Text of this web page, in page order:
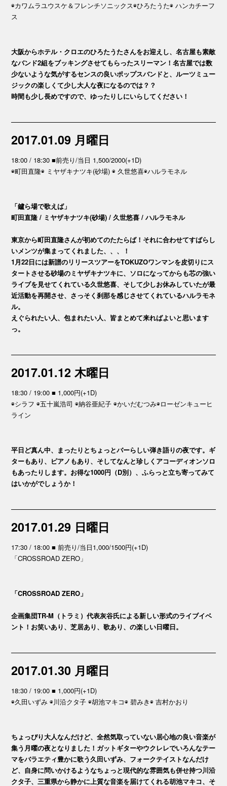
◉カワムラユウスケ＆フレンチソニックス◉ひろたうた◉ ハンカチーフ
ス
大阪からホテル・クロエのひろたうたさんをお迎えし、名古屋も素敵
なバンド2組をブッキングさせてもらったスリーマン！名古屋では数
少ないような気がするセンスの良いポップスバンドと、ルーツミュー
ジックの楽しくて少し大人な夜になるのでは？？
時間も少し長めですので、ゆったりしにいらしてください！
2017.01.09 月曜日
18:00 / 18:30 ■前売り/当日 1,500/2000(+1D)
◉町田直隆◉ ミヤザキナツキ(砂場) ◉ 久世悠喜◉ハルラモネル
「鑪ら場で歌えば」
町田直隆 / ミヤザキナツキ(砂場) / 久世悠喜 / ハルラモネル
東京から町田直隆さんが初めてのたたらば！それに合わせてすばらし
いメンツが集まってくれました、、、！
1月22日には新譜のリリースツアーをTOKUZOワンマンを皮切りにス
タートさせる砂場のミヤザキナツキに、ソロになってからも芯の強い
ライブを見せてくれている久世悠喜、そして少しお休みしていたが最
近活動を再開させ、さっそく刹那を感じさせてくれているハルラモネ
ル。
えぐられたい人、包まれたい人、皆まとめて来ればよいと思います
っ。
2017.01.12 木曜日
18:30 / 19:00 ■ 1,000円(+1D)
◉シラフ ◉五十嵐浩司 ◉納谷亜紀子 ◉かいだむつみ◉ローゼンキューヒ
ライン
平日ど真ん中、まったりとちょっとバーらしい弾き語りの夜です。ギ
ターもあり、ピアノもあり、そしてなんと珍しくアコーディオンソロ
もあったりします。お得な1000円（D別）、ふらっと立ち寄ってみて
はいかがでしょうか！
2017.01.29 日曜日
17:30 / 18:00 ■ 前売り/当日1,000/1500円(+1D)
「CROSSROAD ZERO」
「CROSSROAD ZERO」
企画集団TR-M（トラミ）代表灰谷氏による新しい形式のライブイベ
ント！お笑いあり、芝居あり、歌あり、の楽しい日曜日。
2017.01.30 月曜日
18:30 / 19:00 ■ 1,000円(+1D)
◉久田いずみ ◉川沿クタ子 ◉胡池マキコ◉ 碧みき◉ 吉村かおり
ちょっぴり大人なんだけど、全然気取っていない居心地の良い音楽が
集う月曜の夜となりました！ガットギターやウクレレでいろんなテー
マをバラエティ豊かに歌う久田いずみ、フォークテイストなんだけ
ど、自身に問いかけるようなちょっと現代的な雰囲気も併せ持つ川沿
クタ子、三重県から静かに上質な音楽を届けてくれる胡池マキコ、そ